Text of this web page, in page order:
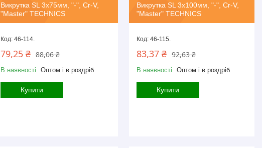
Викрутка SL 3х75мм, "-", Cr-V,
"Master" TECHNICS
46-114.
88,06 ₴
79,25 ₴
В наявності Оптом і в роздріб
Купити
Викрутка SL 3х100мм, "-", Cr-V,
"Master" TECHNICS
46-115.
92,63 ₴
83,37 ₴
В наявності Оптом і в роздріб
Купити